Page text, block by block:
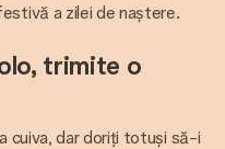
a zilei de naștere.
trimite o
cuiva, dar doriți totuși să-i